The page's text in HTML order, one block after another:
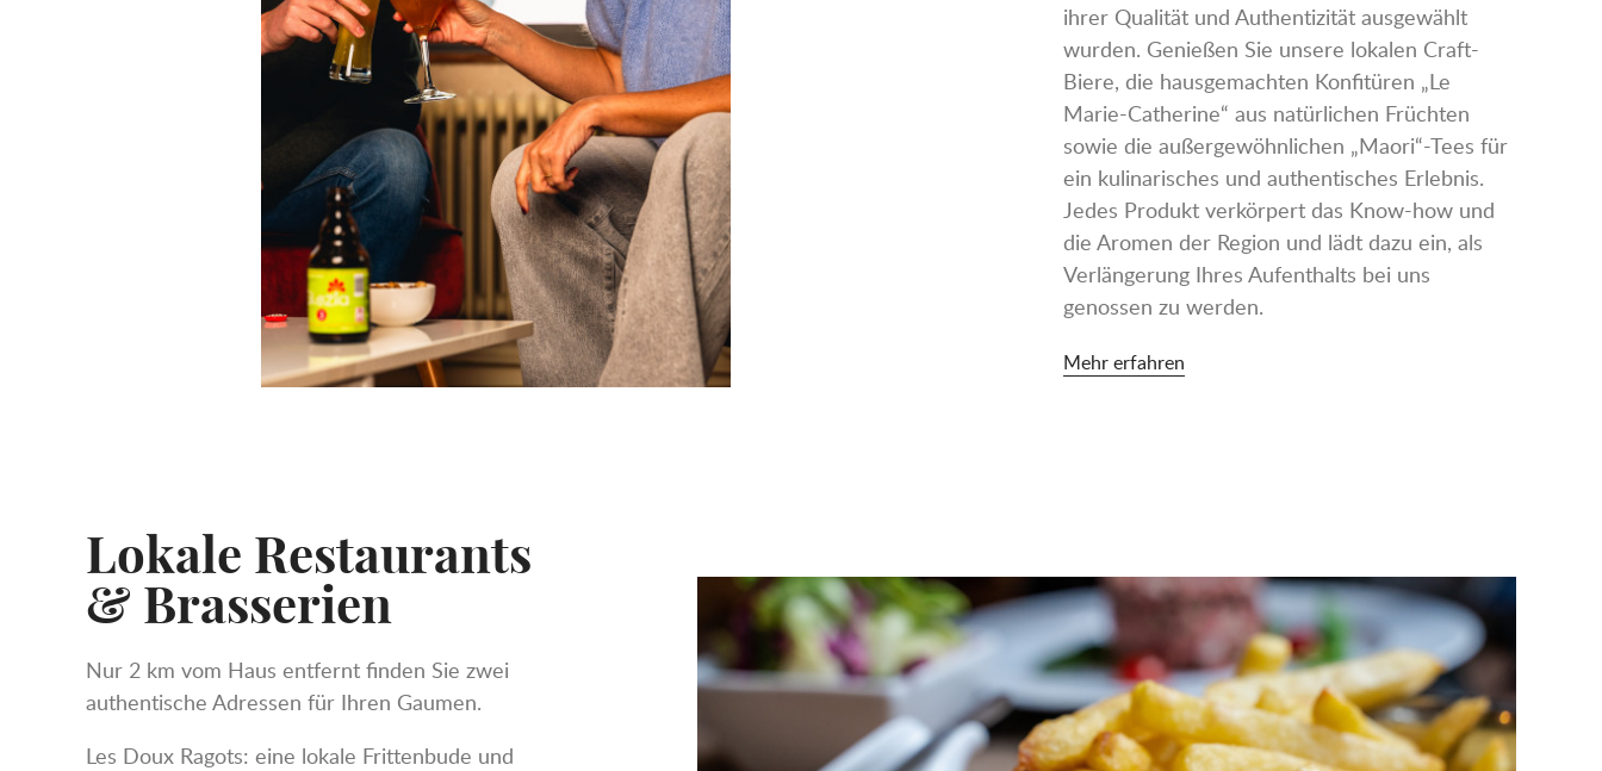
ihrer Qualität und Authentizität ausgewählt
wurden. Genießen Sie unsere lokalen Craft-
Biere, die hausgemachten Konfitüren „Le
Marie-Catherine“ aus natürlichen Früchten
sowie die außergewöhnlichen „Maori“-Tees für
ein kulinarisches und authentisches Erlebnis.
Jedes Produkt verkörpert das Know-how und
die Aromen der Region und lädt dazu ein, als
Verlängerung Ihres Aufenthalts bei uns
genossen zu werden.
Mehr erfahren
Lokale Restaurants
& Brasserien
Nur 2 km vom Haus entfernt finden Sie zwei
authentische Adressen für Ihren Gaumen.
Les Doux Ragots: eine lokale Frittenbude und